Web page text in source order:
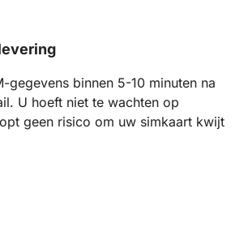
gegevens binnen 5-10 minuten na
U hoeft niet te wachten op
geen risico om uw simkaart kwijt